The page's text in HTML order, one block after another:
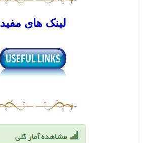
لینک های مفید